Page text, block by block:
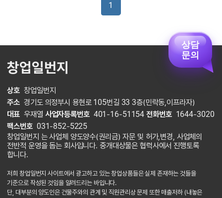
1
창업일번지
상호 창업일번지
주소 경기도 의정부시 용현로 105번길 33 3층(민락동,이프라자)
대표 우재열 사업자등록번호 401-16-51154 전화번호 1644-3020
팩스번호 031-852-5225
창업일번지 는 사업체 양도양수(권리금) 자문 및 허가,변경, 사업체의
전반적 운영을 돕는 회사입니다. 중개대상물은 협력사에서 진행토록
합니다.
저희 창업일번지 사이트에서 광고하고 있는 창업상품들은 실제 존재하는 것들을
기준으로 작성된 것임을 알려드리는 바입니다.
단, 대부분의 양도인은 건물주와의 관계 및 직원관리상 문제 또한 매출저하 (내놓은
상담
문의